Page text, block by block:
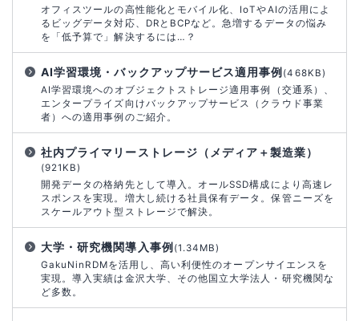
オフィスツールの高性能化とモバイル化、IoTやAIの活用によ
るビッグデータ対応、DRとBCPなど。急増するデータの悩み
を「低予算で」解決するには…？
AI学習環境・バックアップサービス適用事例(468KB)
AI学習環境へのオブジェクトストレージ適用事例（交通系）、
エンタープライズ向けバックアップサービス（クラウド事業
者）への適用事例のご紹介。
社内プライマリーストレージ（メディア＋製造業）
(921KB)
開発データの格納先として導入。オールSSD構成により高速レ
スポンスを実現。増大し続ける社員保有データ。保管ニーズを
スケールアウト型ストレージで解決。
大学・研究機関導入事例(1.34MB)
GakuNinRDMを活用し、高い利便性のオープンサイエンスを
実現。導入実績は金沢大学、その他国立大学法人・研究機関な
ど多数。